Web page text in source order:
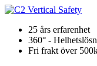
Hoppa
innehåll25 års erfarenhet
360° -
Fri frakt över